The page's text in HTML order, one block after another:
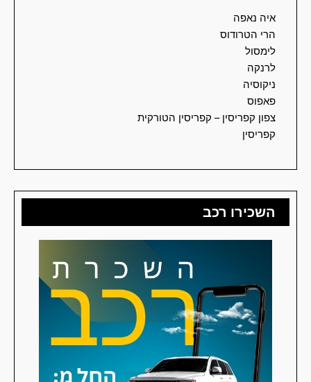
איה נאפה
הרי הטרודוס
לימסול
לרנקה
ניקוסיה
פאפוס
צפון קפריסין – קפריסין הטורקית
קפריסין
השכירו רכב